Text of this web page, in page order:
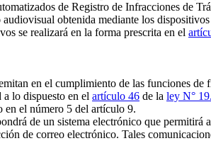
de Registro de Infracciones de
obtenida mediante los
se realizará en la forma prescrita en el
en el cumplimiento de las funciones de
lo dispuesto en el artículo 46 de la ley N°
en el número 5 del artículo 9.
de un sistema electrónico que
de correo electrónico. Tales